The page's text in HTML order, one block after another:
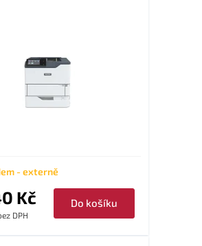
- externě
Kč
DPH
Do košíku